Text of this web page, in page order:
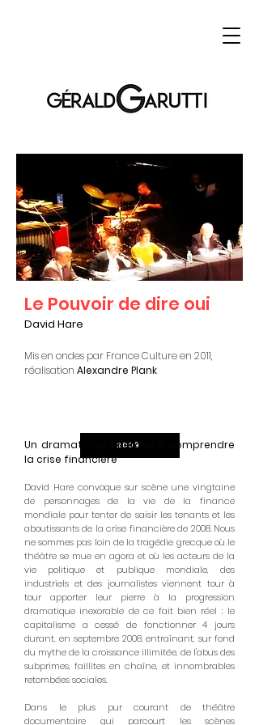
Le Pouvoir de dire oui
David Hare
Mis en ondes par France Culture en 2011,
réalisation Alexandre Plank
2009
Un dramaturge cherche à comprendre
la crise financière
David Hare convoque sur scène une vingtaine
de personnages de la vie de la finance
mondiale pour tenter de saisir les tenants et les
aboutissants de la crise financière de 2008. Nous
ne sommes pas loin de la tragédie grecque où le
théâtre se mue en agora et où les acteurs de la
vie politique et publique mondiale, des
industriels et des journalistes viennent tour à
tour apporter leur pierre à la progression
dramatique inexorable de ce fait bien réel : le
capitalisme a cessé de fonctionner 4 jours
durant, en septembre 2008, entraînant, sur fond
du mythe de la croissance illimitée, de l'abus des
subprimes, faillites en chaîne, et innombrables
retombées sociales.
Dans le plus pur courant de théâtre
documentaire qui parcourt les scènes